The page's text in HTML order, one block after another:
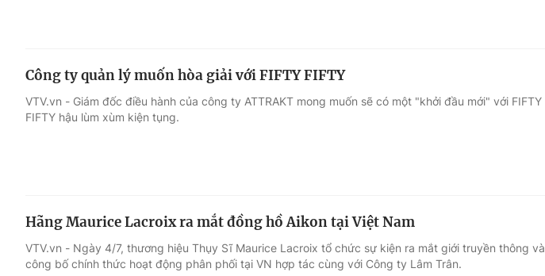
Công ty quản lý muốn hòa giải với FIFTY FIFTY
VTV.vn - Giám đốc điều hành của công ty ATTRAKT mong muốn sẽ có một "khởi đầu mới" với FIFTY
FIFTY hậu lùm xùm kiện tụng.
Hãng Maurice Lacroix ra mắt đồng hồ Aikon tại Việt Nam
VTV.vn - Ngày 4/7, thương hiệu Thụy Sĩ Maurice Lacroix tổ chức sự kiện ra mắt giới truyền thông và
công bố chính thức hoạt động phân phối tại VN hợp tác cùng với Công ty Lâm Trân.